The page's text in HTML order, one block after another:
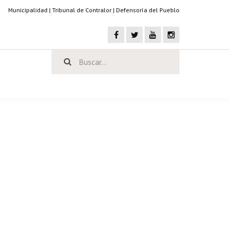
Municipalidad | Tribunal de Contralor | Defensoría del Pueblo